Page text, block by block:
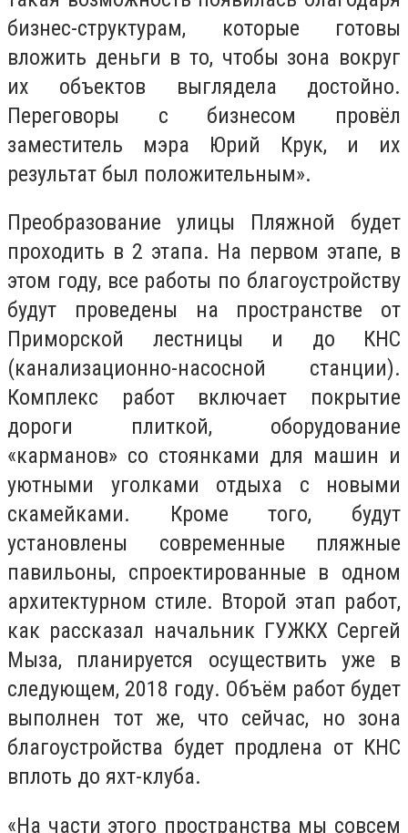
бизнес-структурам, которые готовы
вложить деньги в то, чтобы зона вокруг
их объектов выглядела достойно.
Переговоры с бизнесом провёл
заместитель мэра Юрий Крук, и их
результат был положительным».
Преобразование улицы Пляжной будет
проходить в 2 этапа. На первом этапе, в
этом году, все работы по благоустройству
будут проведены на пространстве от
Приморской лестницы и до КНС
(канализационно-насосной станции).
Комплекс работ включает покрытие
дороги плиткой, оборудование
«карманов» со стоянками для машин и
уютными уголками отдыха с новыми
скамейками. Кроме того, будут
установлены современные пляжные
павильоны, спроектированные в одном
архитектурном стиле. Второй этап работ,
как рассказал начальник ГУЖКХ Сергей
Мыза, планируется осуществить уже в
следующем, 2018 году. Объём работ будет
выполнен тот же, что сейчас, но зона
благоустройства будет продлена от КНС
вплоть до яхт-клуба.
«На части этого пространства мы совсем